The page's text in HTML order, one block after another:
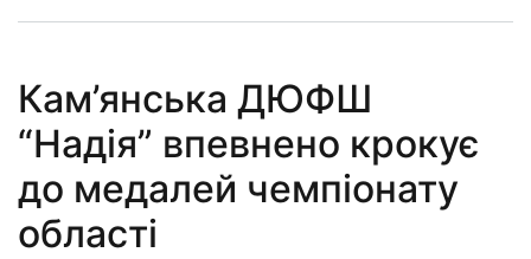
Кам’янська ДЮФШ
“Надія” впевнено крокує
до медалей чемпіонату
області